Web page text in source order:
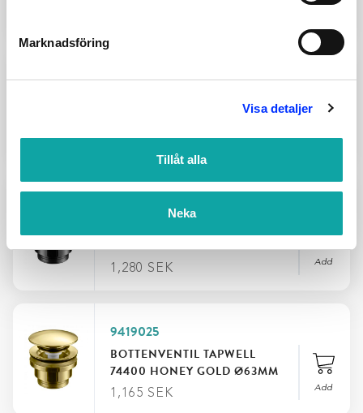
Marknadsföring
Visa detaljer
Tillåt alla
Neka
9418602
BOTTENVENTIL TAPWELL
Add
74400 BLACK CHROME
Ø63MM
1,280 SEK Add
9419025
BOTTENVENTIL TAPWELL
74400 HONEY GOLD Ø63MM
1,165 SEK Add